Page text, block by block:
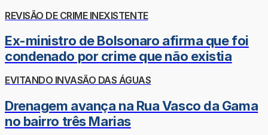
REVISÃO DE CRIME INEXISTENTE
Ex-ministro de Bolsonaro afirma que foi
condenado por crime que não existia
EVITANDO INVASÃO DAS ÁGUAS
Drenagem avança na Rua Vasco da Gama
no bairro três Marias